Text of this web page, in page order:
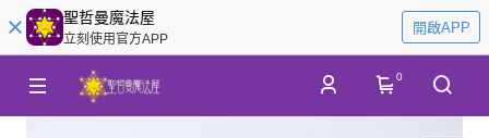
聖哲曼魔法屋
立刻使用官方APP
開啟APP
0